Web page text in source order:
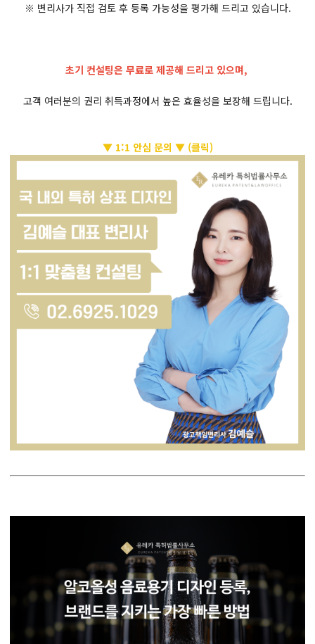
※ 변리사가 직접 검토 후 등록 가능성을 평가해 드리고 있습니다.
초기 컨설팅은 무료로 제공해 드리고 있으며,
고객 여러분의 권리 취득과정에서 높은 효율성을 보장해 드립니다.
▼ 1:1 안심 문의 ▼ (클릭)